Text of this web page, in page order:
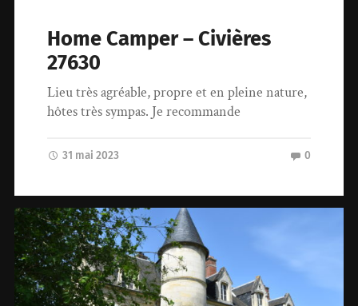
Home Camper – Civières
27630
Lieu très agréable, propre et en pleine nature,
hôtes très sympas. Je recommande
31 mai 2023 0